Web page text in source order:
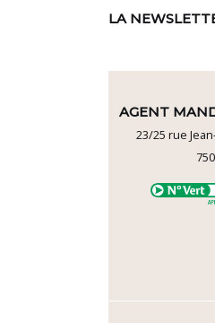
LA
AGENT
23/25 rue